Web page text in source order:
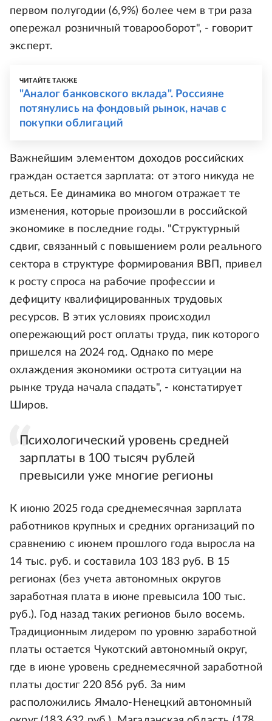
первом полугодии (6,9%) более чем в три раза
опережал розничный товарооборот", - говорит
эксперт.
ЧИТАЙТЕ ТАКЖЕ
"Аналог банковского вклада". Россияне
потянулись на фондовый рынок, начав с
покупки облигаций
Важнейшим элементом доходов российских
граждан остается зарплата: от этого никуда не
деться. Ее динамика во многом отражает те
изменения, которые произошли в российской
экономике в последние годы. "Структурный
сдвиг, связанный с повышением роли реального
сектора в структуре формирования ВВП, привел
к росту спроса на рабочие профессии и
дефициту квалифицированных трудовых
ресурсов. В этих условиях происходил
опережающий рост оплаты труда, пик которого
пришелся на 2024 год. Однако по мере
охлаждения экономики острота ситуации на
рынке труда начала спадать", - констатирует
Широв.
Психологический уровень средней
зарплаты в 100 тысяч рублей
превысили уже многие регионы
К июню 2025 года среднемесячная зарплата
работников крупных и средних организаций по
сравнению с июнем прошлого года выросла на
14 тыс. руб. и составила 103 183 руб. В 15
регионах (без учета автономных округов
заработная плата в июне превысила 100 тыс.
руб.). Год назад таких регионов было восемь.
Традиционным лидером по уровню заработной
платы остается Чукотский автономный округ,
где в июне уровень среднемесячной заработной
платы достиг 220 856 руб. За ним
расположились Ямало-Ненецкий автономный